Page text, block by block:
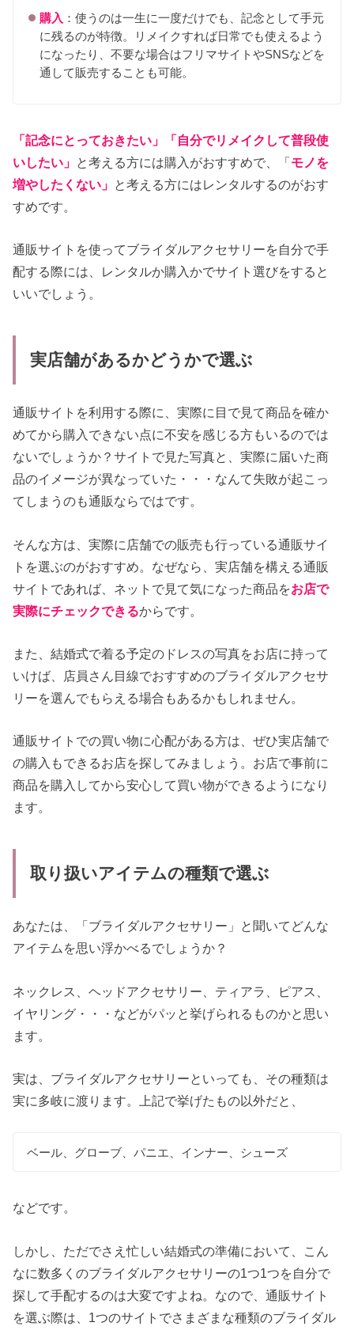
購入 ：使うのは一生に一度だけでも、記念として手元
に残るのが特徴。リメイクすれば日常でも使えるよう
になったり、不要な場合はフリマサイトやSNSなどを
通して販売することも可能。
「記念にとっておきたい」「自分でリメイクして普段使
いしたい」 と考える方には購入がおすすめで、「モノを
増やしたくない」 と考える方にはレンタルするのがおす
すめです。
通販サイトを使ってブライダルアクセサリーを自分で手
配する際には、レンタルか購入かでサイト選びをすると
いいでしょう。
実店舗があるかどうかで選ぶ
通販サイトを利用する際に、実際に目で見て商品を確か
めてから購入できない点に不安を感じる方もいるのでは
ないでしょうか？サイトで見た写真と、実際に届いた商
品のイメージが異なっていた・・・なんて失敗が起こっ
てしまうのも通販ならではです。
そんな方は、実際に店舗での販売も行っている通販サイ
トを選ぶのがおすすめ。なぜなら、実店舗を構える通販
サイトであれば、ネットで見て気になった商品をお店で
実際にチェックできるからです。
また、結婚式で着る予定のドレスの写真をお店に持って
いけば、店員さん目線でおすすめのブライダルアクセサ
リーを選んでもらえる場合もあるかもしれません。
通販サイトでの買い物に心配がある方は、ぜひ実店舗で
の購入もできるお店を探してみましょう。お店で事前に
商品を購入してから安心して買い物ができるようになり
ます。
取り扱いアイテムの種類で選ぶ
あなたは、「ブライダルアクセサリー」と聞いてどんな
アイテムを思い浮かべるでしょうか？
ネックレス、ヘッドアクセサリー、ティアラ、ピアス、
イヤリング・・・などがパッと挙げられるものかと思い
ます。
実は、ブライダルアクセサリーといっても、その種類は
実に多岐に渡ります。上記で挙げたもの以外だと、
ベール、グローブ、パニエ、インナー、シューズ
などです。
しかし、ただでさえ忙しい結婚式の準備において、こん
なに数多くのブライダルアクセサリーの1つ1つを自分で
探して手配するのは大変ですよね。なので、通販サイト
を選ぶ際は、1つのサイトでさまざまな種類のブライダル